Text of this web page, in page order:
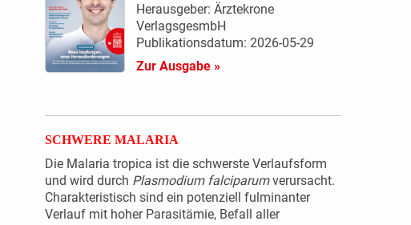
Herausgeber: Ärztekrone
VerlagsgesmbH
Publikationsdatum: 2026-05-29
Zur Ausgabe »
SCHWERE MALARIA
Die Malaria tropica ist die schwerste Verlaufsform
und wird durch Plasmodium falciparumverursacht.
Charakteristisch sind ein potenziell fulminanter
Verlauf mit hoher Parasitämie, Befall aller